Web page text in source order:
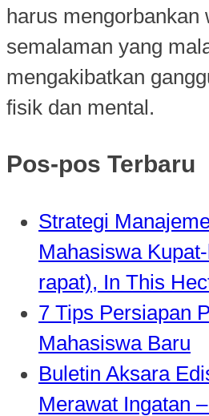
harus mengorbankan
semalaman yang
mengakibatkan
fisik dan mental.
Pos-pos Terbaru
Strategi
Mahasiswa
rapat), In This
7 Tips Persiapan
Mahasiswa Baru
Buletin Aksara
Merawat Ingatan